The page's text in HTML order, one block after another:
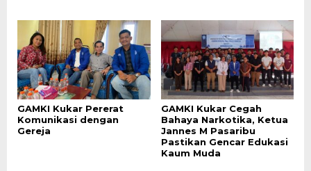
GAMKI Kukar Pererat
Komunikasi dengan
Gereja
GAMKI Kukar Cegah
Bahaya Narkotika, Ketua
Jannes M Pasaribu
Pastikan Gencar Edukasi
Kaum Muda